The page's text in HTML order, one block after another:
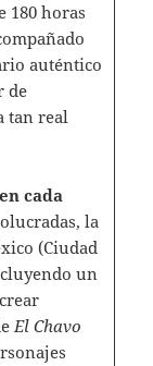
180 horas
auténtico
de
tan real
cada
la
(Ciudad
un
El Chavo